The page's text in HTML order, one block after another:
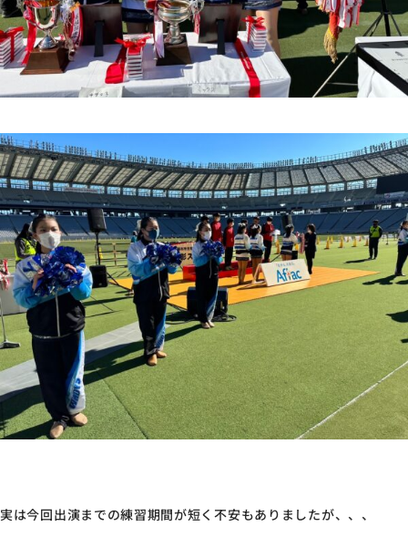
実は今回出演までの練習期間が短く不安もありましたが、、、